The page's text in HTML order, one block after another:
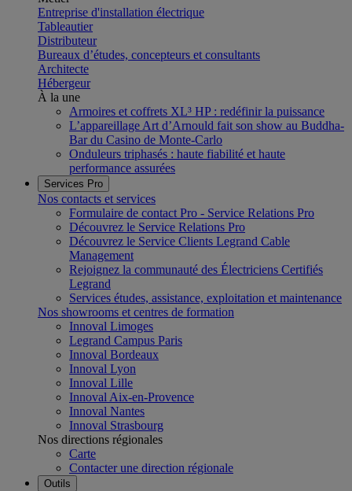
Entreprise d'installation électrique
Tableautier
Distributeur
Bureaux d’études, concepteurs et consultants
Architecte
Hébergeur
À la une
Armoires et coffrets XL³ HP : redéfinir la puissance
L’appareillage Art d’Arnould fait son show au Buddha-
Bar du Casino de Monte-Carlo
Onduleurs triphasés : haute fiabilité et haute
performance assurées
Services Pro
Nos contacts et services
Formulaire de contact Pro - Service Relations Pro
Découvrez le Service Relations Pro
Découvrez le Service Clients Legrand Cable
Management
Rejoignez la communauté des Électriciens Certifiés
Legrand
Services études, assistance, exploitation et maintenance
Nos showrooms et centres de formation
Innoval Limoges
Legrand Campus Paris
Innoval Bordeaux
Innoval Lyon
Innoval Lille
Innoval Aix-en-Provence
Innoval Nantes
Innoval Strasbourg
Nos directions régionales
Carte
Contacter une direction régionale
Outils